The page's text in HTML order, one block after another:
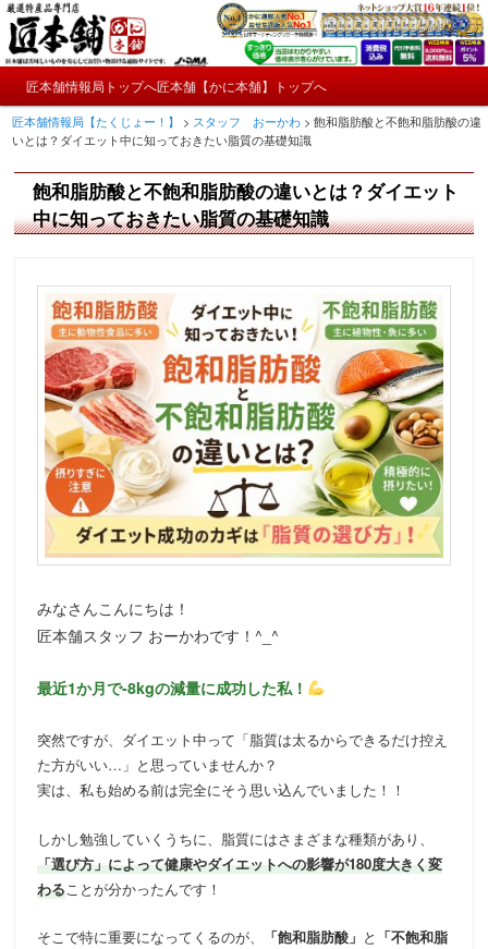
メ
イ
ン
ン
テ
ン
匠本舗情報局【たくじょー！】
かにやおせちについてのおもしろ情報や興味深い記事をお届けします。
ン
メ
メ
イ
ン
コ
テ
ン
ツ
へ
移
動
匠本舗情報局トップへ匠本舗【かに本舗】トップへ
匠本舗情報局【たくじょー！】 > スタッフ おーかわ >飽和脂肪酸と不飽和脂肪酸の違
いとは？ダイエット中に知っておきたい脂質の基礎知識
飽和脂肪酸と不飽和脂肪酸の違いとは？ダイエット
中に知っておきたい脂質の基礎知識
みなさんこんにちは！
匠本舗スタッフ おーかわです！^_^
最近1か月で-8kgの減量に成功した私！
突然ですが、ダイエット中って「脂質は太るからできるだけ控え
た方がいい…」と思っていませんか？
実は、私も始める前は完全にそう思い込んでいました！！
しかし勉強していくうちに、脂質にはさまざまな種類があり、
「選び方」によって健康やダイエットへの影響が180度大きく変
わる ことが分かったんです！
そこで特に重要になってくるのが、 「飽和脂肪酸」 と 「不飽和脂